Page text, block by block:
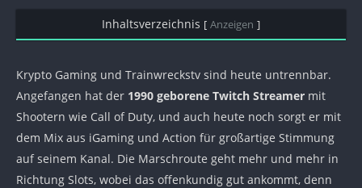
Inhaltsverzeichnis [ Anzeigen ]
Krypto Gaming und Trainwreckstv sind heute untrennbar.
Angefangen hat der 1990 geborene Twitch Streamer mit
Shootern wie Call of Duty, und auch heute noch sorgt er mit
dem Mix aus iGaming und Action für großartige Stimmung
auf seinem Kanal. Die Marschroute geht mehr und mehr in
Richtung Slots, wobei das offenkundig gut ankommt, denn